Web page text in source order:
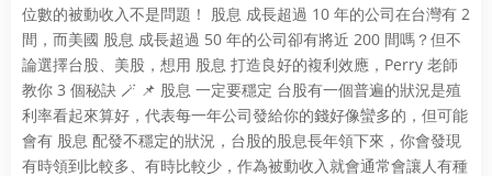
位數的被動收入不是問題！ 股息 成長超過 10 年的公司在台灣有 2
間，而美國 股息 成長超過 50 年的公司卻有將近 200 間嗎？但不
論選擇台股、美股，想用 股息 打造良好的複利效應，Perry 老師
教你 3 個秘訣 🪄 📌 股息 一定要穩定 台股有一個普遍的狀況是殖
利率看起來算好，代表每一年公司發給你的錢好像蠻多的，但可能
會有 股息 配發不穩定的狀況，台股的股息長年領下來，你會發現
有時領到比較多、有時比較少，作為被動收入就會通常會讓人有種